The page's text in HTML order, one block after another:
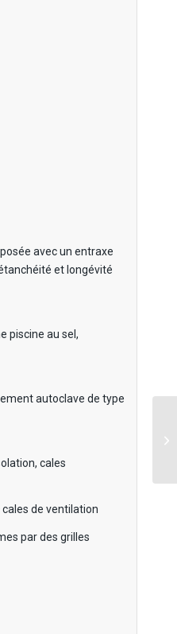
avec un entraxe
et longévité
piscine au sel,
autoclave de type
cales
cales de ventilation
par des grilles